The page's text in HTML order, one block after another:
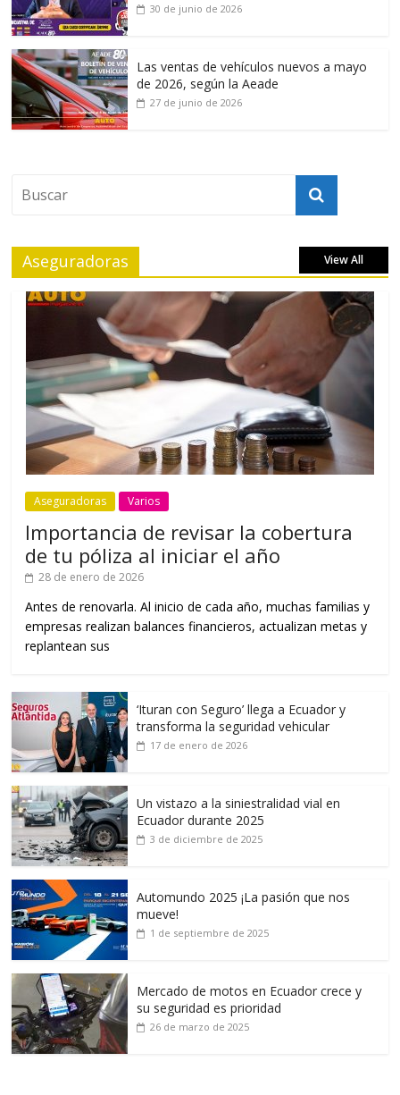
30 de junio de 2026
Las ventas de vehículos nuevos a mayo
de 2026, según la Aeade
27 de junio de 2026
Aseguradoras View All
Aseguradoras Varios
Importancia de revisar la cobertura
de tu póliza al iniciar el año
28 de enero de 2026
Antes de renovarla. Al inicio de cada año, muchas familias y
empresas realizan balances financieros, actualizan metas y
replantean sus
‘Ituran con Seguro’ llega a Ecuador y
transforma la seguridad vehicular
17 de enero de 2026
Un vistazo a la siniestralidad vial en
Ecuador durante 2025
3 de diciembre de 2025
Automundo 2025 ¡La pasión que nos
mueve!
1 de septiembre de 2025
Mercado de motos en Ecuador crece y
su seguridad es prioridad
26 de marzo de 2025